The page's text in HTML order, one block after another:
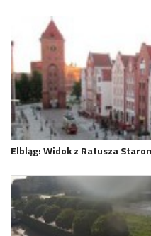
Elbląg: Widok z Ratusza